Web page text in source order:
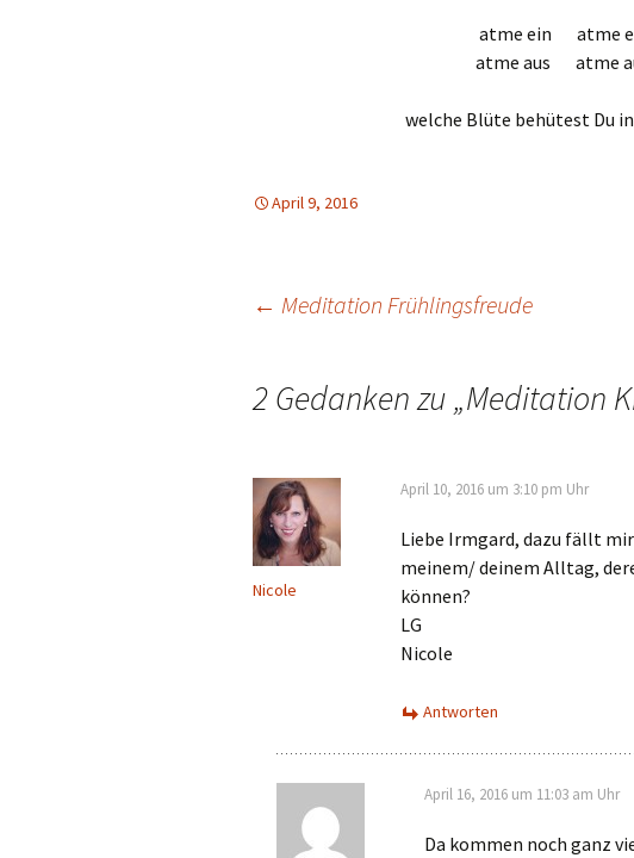
atme ein atme
atme aus atme
welche Blüte behütest Du
April 9, 2016
Navigation
← Meditation Frühlingsfreude
2 Gedanken zu „Meditation
Nicole
April 10, 2016 um 3:10 pm Uhr
Liebe Irmgard, dazu fällt
meinem/ deinem Alltag,
können?
LG
Nicole
Antworten
April 16, 2016 um 11:03 am Uhr
Da kommen noch ganz